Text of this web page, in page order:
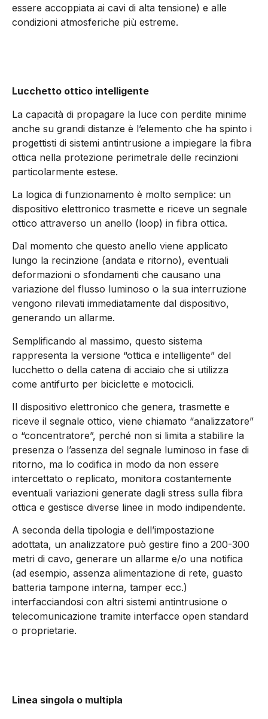
essere accoppiata ai cavi di alta tensione) e alle
condizioni atmosferiche più estreme.
Lucchetto ottico intelligente
La capacità di propagare la luce con perdite minime
anche su grandi distanze è l’elemento che ha spinto i
progettisti di sistemi antintrusione a impiegare la fibra
ottica nella protezione perimetrale delle recinzioni
particolarmente estese.
La logica di funzionamento è molto semplice: un
dispositivo elettronico trasmette e riceve un segnale
ottico attraverso un anello (loop) in fibra ottica.
Dal momento che questo anello viene applicato
lungo la recinzione (andata e ritorno), eventuali
deformazioni o sfondamenti che causano una
variazione del flusso luminoso o la sua interruzione
vengono rilevati immediatamente dal dispositivo,
generando un allarme.
Semplificando al massimo, questo sistema
rappresenta la versione “ottica e intelligente” del
lucchetto o della catena di acciaio che si utilizza
come antifurto per biciclette e motocicli.
Il dispositivo elettronico che genera, trasmette e
riceve il segnale ottico, viene chiamato “analizzatore”
o “concentratore”, perché non si limita a stabilire la
presenza o l’assenza del segnale luminoso in fase di
ritorno, ma lo codifica in modo da non essere
intercettato o replicato, monitora costantemente
eventuali variazioni generate dagli stress sulla fibra
ottica e gestisce diverse linee in modo indipendente.
A seconda della tipologia e dell’impostazione
adottata, un analizzatore può gestire fino a 200-300
metri di cavo, generare un allarme e/o una notifica
(ad esempio, assenza alimentazione di rete, guasto
batteria tampone interna, tamper ecc.)
interfacciandosi con altri sistemi antintrusione o
telecomunicazione tramite interfacce open standard
o proprietarie.
Linea singola o multipla